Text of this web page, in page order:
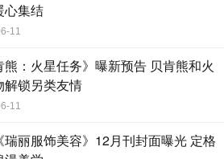
心集结
11
熊：火星任务》曝新预告 贝肯熊和火
解锁另类友情
11
瑞丽服饰美容》12月刊封面曝光 定格